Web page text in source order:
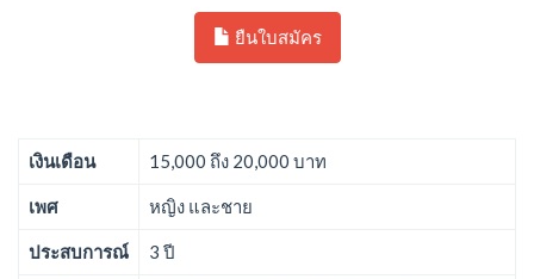
ยืนใบสมัคร
เงินเดือน 15,000 ถึง 20,000 บาท
เพศ หญิง และชาย
ประสบการณ์ 3 ปี